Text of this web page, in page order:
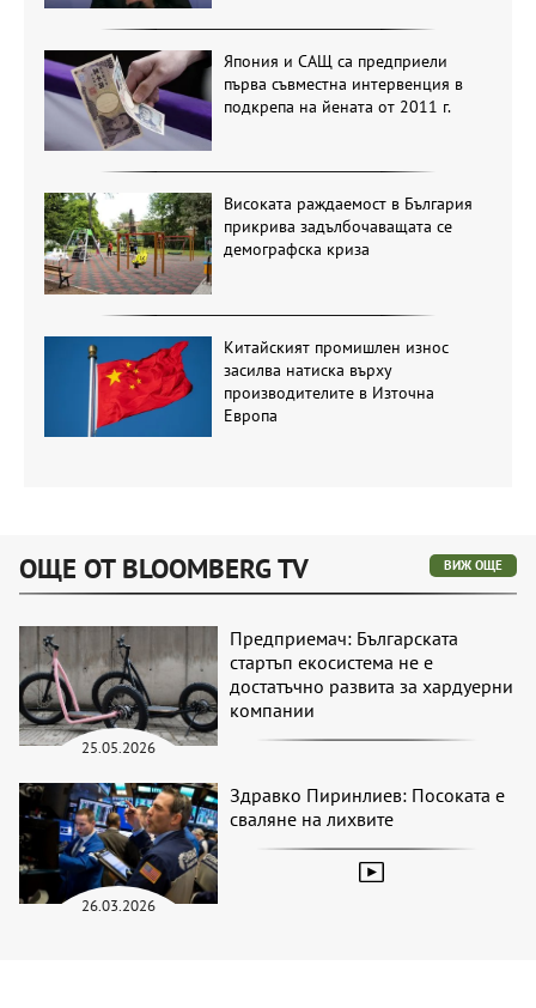
Япония и САЩ са предприели
първа съвместна интервенция в
подкрепа на йената от 2011 г.
Високата раждаемост в България
прикрива задълбочаващата се
демографска криза
Китайският промишлен износ
засилва натиска върху
производителите в Източна
Европа
ОЩЕ ОТ BLOOMBERG TV ВИЖ ОЩЕ
25.05.2026
Предприемач: Българската
стартъп екосистема не е
достатъчно развита за хардуерни
компании
26.03.2026
Здравко Пиринлиев: Посоката е
сваляне на лихвите